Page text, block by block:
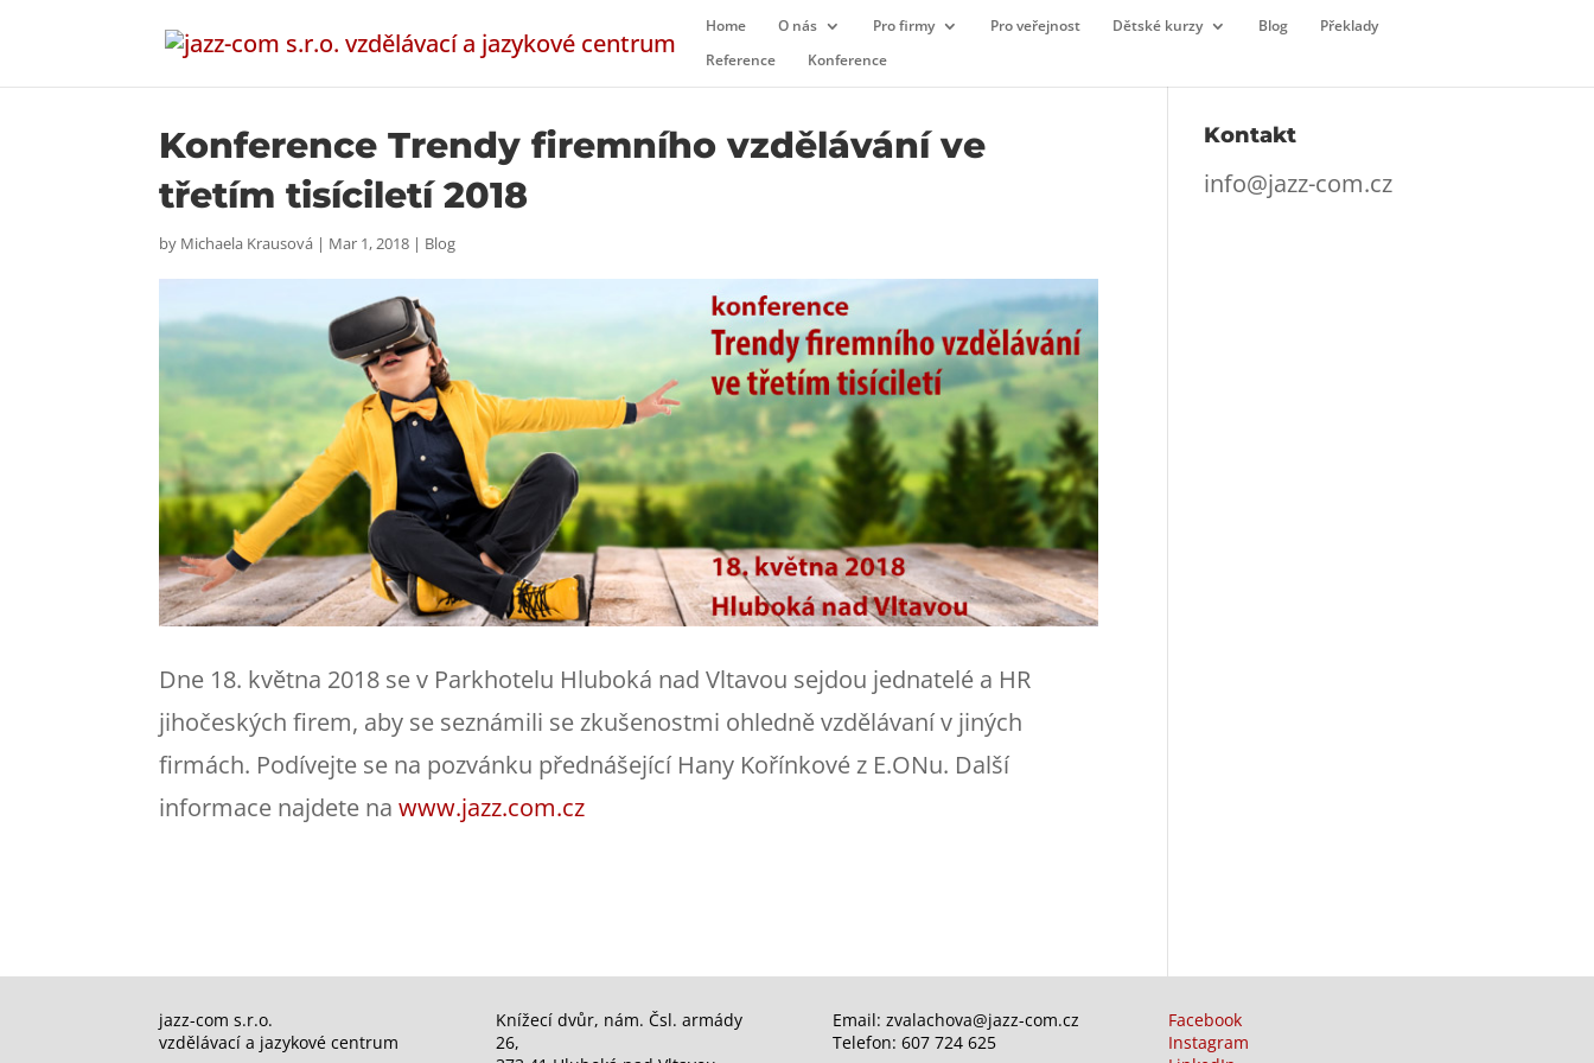
Home O nás Pro firmy Pro veřejnost Dětské kurzy Blog
Překlady
Reference
Konference
Konference Trendy firemního vzdělávání ve
třetím tisíciletí 2018
by Michaela Krausová | Mar 1, 2018 | Blog
Dne 18. května 2018 se v Parkhotelu Hluboká nad Vltavou sejdou jednatelé a HR
jihočeských firem, aby se seznámili se zkušenostmi ohledně vzdělávaní v jiných
firmách. Podívejte se na pozvánku přednášející Hany Kořínkové z E.ONu. Další
informace najdete nawww.jazz.com.cz
Kontakt
info@jazz-com.cz
jazz-com s.r.o.
vzdělávací a jazykové centrum
Knížecí dvůr, nám. Čsl. armády
26,
Email: zvalachova@jazz-com.cz
Telefon: 607 724 625
Facebook
Instagram